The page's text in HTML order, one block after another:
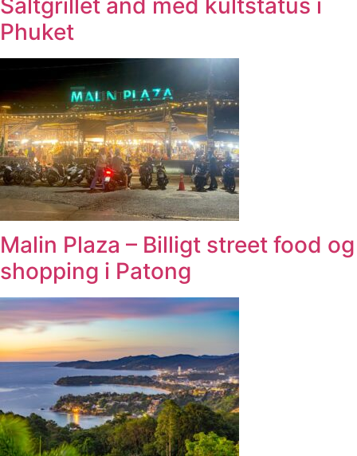
Saltgrillet and med kultstatus i
Phuket
Malin Plaza – Billigt street food og
shopping i Patong